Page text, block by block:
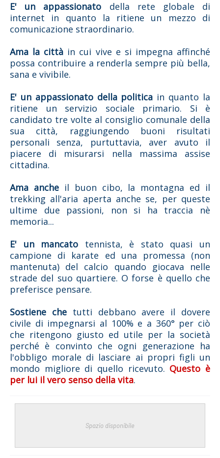
E' un appassionato della rete globale di
internet in quanto la ritiene un mezzo di
comunicazione straordinario.
Ama la città in cui vive e si impegna affinché
possa contribuire a renderla sempre più bella,
sana e vivibile.
E' un appassionato della politica in quanto la
ritiene un servizio sociale primario. Si è
candidato tre volte al consiglio comunale della
sua città, raggiungendo buoni risultati
personali senza, purtuttavia, aver avuto il
piacere di misurarsi nella massima assise
cittadina.
Ama ancheil buon cibo, la montagna ed il
trekking all'aria aperta anche se, per queste
ultime due passioni, non si ha traccia nè
memoria...
E' un mancato tennista, è stato quasi un
campione di karate ed una promessa (non
mantenuta) del calcio quando giocava nelle
strade del suo quartiere. O forse è quello che
preferisce pensare.
Sostiene chetutti debbano avere il dovere
civile di impegnarsi al 100% e a 360° per ciò
che ritengono giusto ed utile per la società
perché è convinto che ogni generazione ha
l'obbligo morale di lasciare ai propri figli un
mondo migliore di quello ricevuto. Questo è
per lui il vero senso della vita.
Spazio disponibile